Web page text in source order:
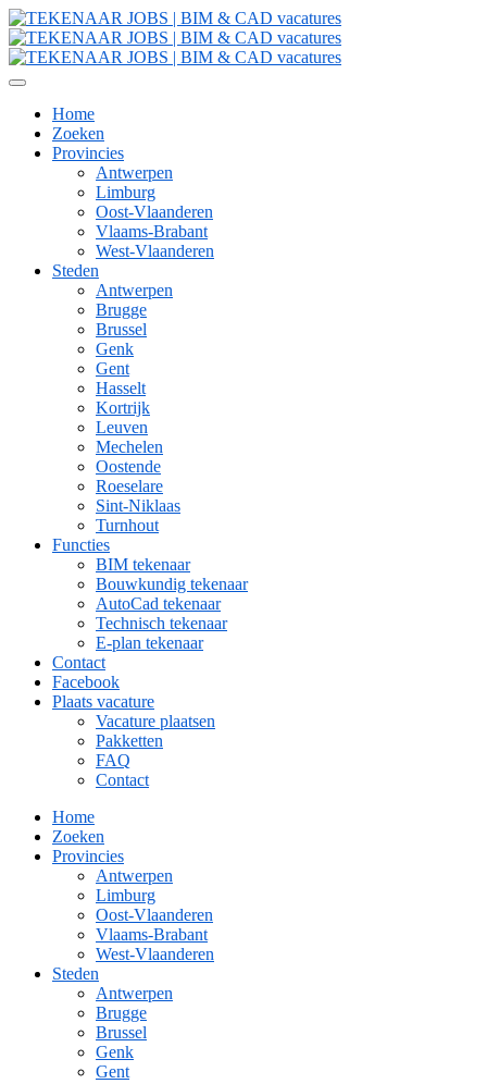
Home
Zoeken
Provincies
Antwerpen
Limburg
Oost-Vlaanderen
Vlaams-Brabant
West-Vlaanderen
Steden
Antwerpen
Brugge
Brussel
Genk
Gent
Hasselt
Kortrijk
Leuven
Mechelen
Oostende
Roeselare
Sint-Niklaas
Turnhout
Functies
BIM tekenaar
Bouwkundig tekenaar
AutoCad tekenaar
Technisch tekenaar
E-plan tekenaar
Contact
Facebook
Plaats vacature
Vacature plaatsen
Pakketten
FAQ
Contact
Home
Zoeken
Provincies
Antwerpen
Limburg
Oost-Vlaanderen
Vlaams-Brabant
West-Vlaanderen
Steden
Antwerpen
Brugge
Brussel
Genk
Gent